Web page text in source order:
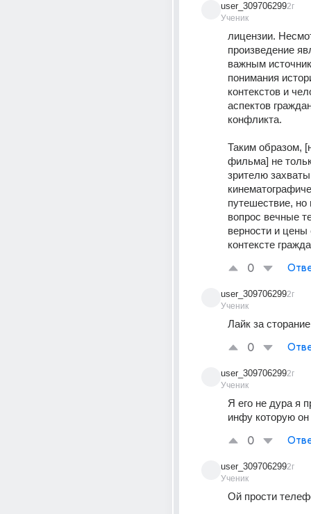
user_309706299
Ученик
2г
лицензии.
произведение
важным
понимания
контекстов и
аспектов
конфликта.
Таким образом,
фильма] не
зрителю
путешествие, но
вопрос вечные
верности и
контексте
0
user_309706299
Ученик
2г
Лайк за сторание
0
user_309706299
Ученик
2г
Я его не дура я
инфу которую
0
user_309706299
Ученик
2г
Ой прости